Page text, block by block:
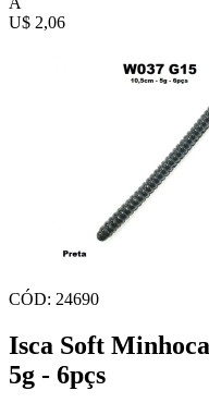
U$ 2,06
CÓD: 24690
Isca Soft
5g - 6pçs